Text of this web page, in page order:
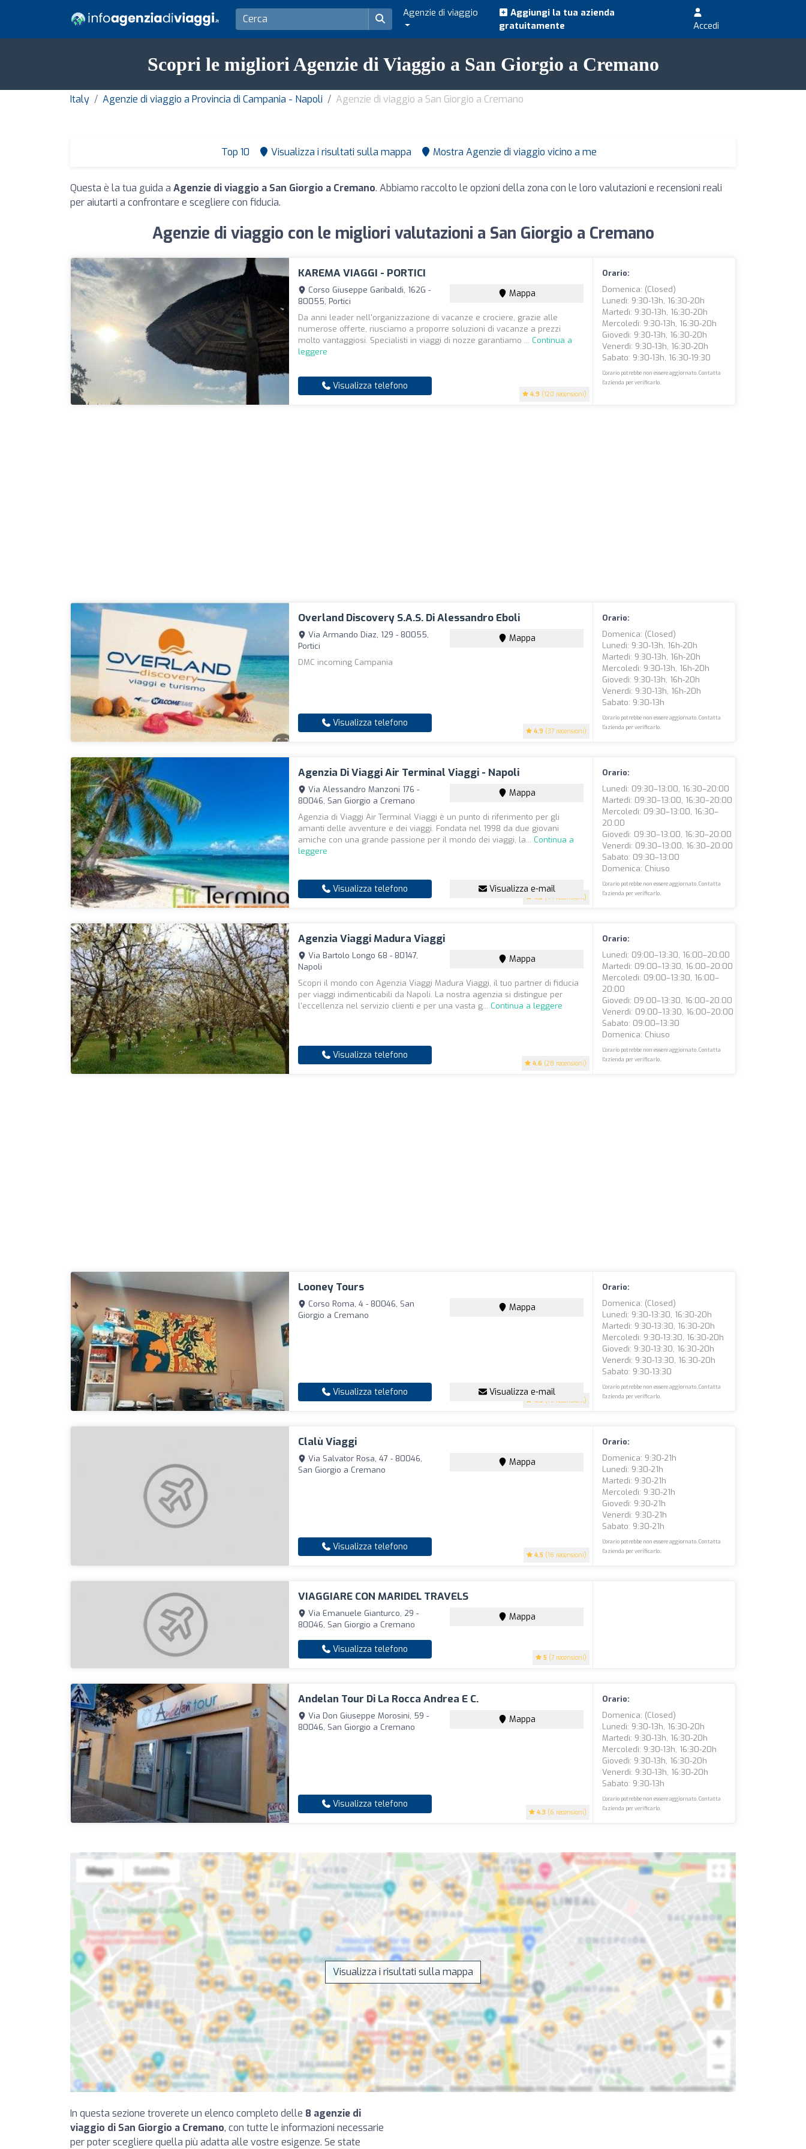
Agenzie di viaggio
Aggiungi la tua azienda
gratuitamente
Accedi
Scopri le migliori Agenzie di Viaggio a San Giorgio a Cremano
Italy Agenzie di viaggio a Provincia di Campania - Napoli Agenzie di viaggio a San Giorgio a Cremano
Top 10 Visualizza i risultati sulla mappa Mostra Agenzie di viaggio vicino a me
Questa è la tua guida a Agenzie di viaggio a San Giorgio a Cremano. Abbiamo raccolto le opzioni della zona con le loro valutazioni e recensioni reali
per aiutarti a confrontare e scegliere con fiducia.
Agenzie di viaggio con le migliori valutazioni a San Giorgio a Cremano
KAREMA VIAGGI - PORTICI
4.9 (120 recensioni)
Corso Giuseppe Garibaldi, 162G -
80055, Portici
Mappa
Da anni leader nell'organizzazione di vacanze e crociere, grazie alle
numerose offerte, riusciamo a proporre soluzioni di vacanze a prezzi
molto vantaggiosi. Specialisti in viaggi di nozze garantiamo ... Continua a
leggere
Visualizza telefono
Orario:
Domenica: (closed)
Lunedì: 9:30-13h, 16:30-20h
Martedì: 9:30-13h, 16:30-20h
Mercoledì: 9:30-13h, 16:30-20h
Giovedì: 9:30-13h, 16:30-20h
Venerdì: 9:30-13h, 16:30-20h
Sabato: 9:30-13h, 16:30-19:30
L'orario potrebbe non essere aggiornato. Contatta
l'azienda per verificarlo.
Overland Discovery S.A.S. Di Alessandro Eboli
4.9 (37 recensioni)
Via Armando Diaz, 129 - 80055,
Portici
Mappa
DMC incoming Campania
Visualizza telefono
Orario:
Domenica: (closed)
Lunedì: 9:30-13h, 16h-20h
Martedì: 9:30-13h, 16h-20h
Mercoledì: 9:30-13h, 16h-20h
Giovedì: 9:30-13h, 16h-20h
Venerdì: 9:30-13h, 16h-20h
Sabato: 9:30-13h
L'orario potrebbe non essere aggiornato. Contatta
l'azienda per verificarlo.
Agenzia Di Viaggi Air Terminal Viaggi - Napoli
4.3 (44 recensioni)
Via Alessandro Manzoni 176 -
80046, San Giorgio a Cremano
Mappa
Agenzia di Viaggi Air Terminal Viaggi è un punto di riferimento per gli
amanti delle avventure e dei viaggi. Fondata nel 1998 da due giovani
amiche con una grande passione per il mondo dei viaggi, la... Continua a
leggere
Visualizza telefono Visualizza e-mail
Orario:
Lunedì: 09:30–13:00, 16:30–20:00
Martedì: 09:30–13:00, 16:30–20:00
Mercoledì: 09:30–13:00, 16:30–
20:00
Giovedì: 09:30–13:00, 16:30–20:00
Venerdì: 09:30–13:00, 16:30–20:00
Sabato: 09:30–13:00
Domenica: Chiuso
L'orario potrebbe non essere aggiornato. Contatta
l'azienda per verificarlo.
Agenzia Viaggi Madura Viaggi
4.6 (28 recensioni)
Via Bartolo Longo 68 - 80147,
Napoli
Mappa
Scopri il mondo con Agenzia Viaggi Madura Viaggi, il tuo partner di fiducia
per viaggi indimenticabili da Napoli. La nostra agenzia si distingue per
l'eccellenza nel servizio clienti e per una vasta g... Continua a leggere
Visualizza telefono
Orario:
Lunedì: 09:00–13:30, 16:00–20:00
Martedì: 09:00–13:30, 16:00–20:00
Mercoledì: 09:00–13:30, 16:00–
20:00
Giovedì: 09:00–13:30, 16:00–20:00
Venerdì: 09:00–13:30, 16:00–20:00
Sabato: 09:00–13:30
Domenica: Chiuso
L'orario potrebbe non essere aggiornato. Contatta
l'azienda per verificarlo.
Looney Tours
4.9 (19 recensioni)
Corso Roma, 4 - 80046, San
Giorgio a Cremano
Mappa
Visualizza telefono Visualizza e-mail
Orario:
Domenica: (closed)
Lunedì: 9:30-13:30, 16:30-20h
Martedì: 9:30-13:30, 16:30-20h
Mercoledì: 9:30-13:30, 16:30-20h
Giovedì: 9:30-13:30, 16:30-20h
Venerdì: 9:30-13:30, 16:30-20h
Sabato: 9:30-13:30
L'orario potrebbe non essere aggiornato. Contatta
l'azienda per verificarlo.
Clalù Viaggi
4.5 (16 recensioni)
Via Salvator Rosa, 47 - 80046,
San Giorgio a Cremano
Mappa
Visualizza telefono
Orario:
Domenica: 9:30-21h
Lunedì: 9:30-21h
Martedì: 9:30-21h
Mercoledì: 9:30-21h
Giovedì: 9:30-21h
Venerdì: 9:30-21h
Sabato: 9:30-21h
L'orario potrebbe non essere aggiornato. Contatta
l'azienda per verificarlo.
VIAGGIARE CON MARIDEL TRAVELS
5 (7 recensioni)
Via Emanuele Gianturco, 29 -
80046, San Giorgio a Cremano
Mappa
Visualizza telefono
Andelan Tour Di La Rocca Andrea E C.
4.3 (6 recensioni)
Via Don Giuseppe Morosini, 59 -
80046, San Giorgio a Cremano
Mappa
Visualizza telefono
Orario:
Domenica: (closed)
Lunedì: 9:30-13h, 16:30-20h
Martedì: 9:30-13h, 16:30-20h
Mercoledì: 9:30-13h, 16:30-20h
Giovedì: 9:30-13h, 16:30-20h
Venerdì: 9:30-13h, 16:30-20h
Sabato: 9:30-13h
L'orario potrebbe non essere aggiornato. Contatta
l'azienda per verificarlo.
Visualizza i risultati sulla mappa
In questa sezione troverete un elenco completo delle 8 agenzie di
viaggio di San Giorgio a Cremano, con tutte le informazioni necessarie
per poter scegliere quella più adatta alle vostre esigenze. Se state